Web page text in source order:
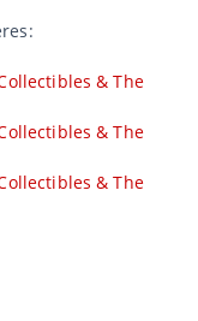
& The
& The
& The